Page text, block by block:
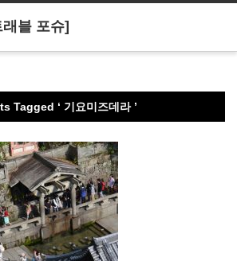
Tagged ‘ 기요미즈데라 ’